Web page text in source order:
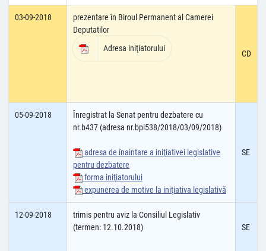
03-09-2018
prezentare în Biroul Permanent al Camerei
Deputatilor
Adresa iniţiatorului
CD
05-09-2018
Înregistrat la Senat pentru dezbatere cu
nr.b437 (adresa nr.bpi538/2018/03/09/2018)
adresa de înaintare a iniţiativei legislative
pentru dezbatere
forma iniţiatorului
expunerea de motive la iniţiativa legislativă
SE
12-09-2018
trimis pentru aviz la Consiliul Legislativ
(termen: 12.10.2018)
SE